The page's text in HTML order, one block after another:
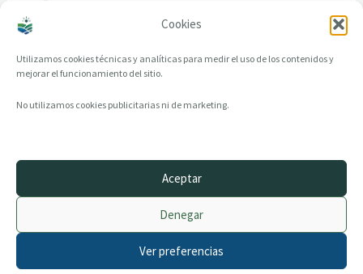
Cookies
Utilizamos cookies técnicas y analíticas para medir el uso de los contenidos y
mejorar el funcionamiento del sitio.
No utilizamos cookies publicitarias ni de marketing.
Aceptar
Denegar
Ver preferencias
© 2014–2026 creandotuprovincia.es · Todos los derechos reservados
Política de Cookies
Archivo histórico